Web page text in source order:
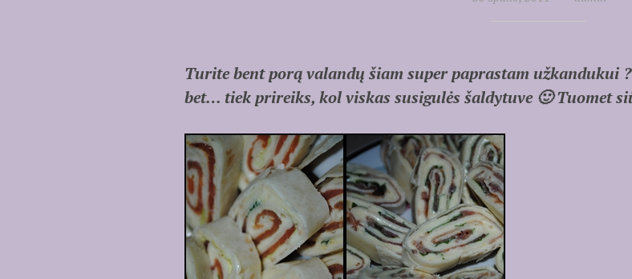
Turite bent porą valandų šiam super paprastam užkandukui
bet… tiek prireiks, kol viskas susigulės šaldytuve 🙂 Tuomet